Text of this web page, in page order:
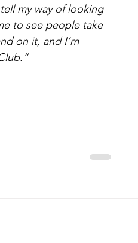
my way of looking
to see people take
on it, and I’m